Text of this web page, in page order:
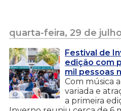
quarta-feira, 29 de
Festival de
edição com
mil pessoas
Com música
variada e
a primeira